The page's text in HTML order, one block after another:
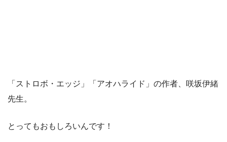
「ストロボ・エッジ」「アオハライド」の作者、咲坂伊緒
先生。
とってもおもしろいんです！